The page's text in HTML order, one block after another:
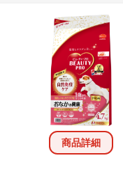
商品詳細